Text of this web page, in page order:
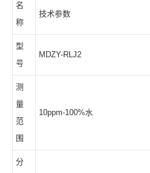
名
称
技术参数
型
号
MDZY-RLJ2
测
量
范
围
10ppm-100%水
分